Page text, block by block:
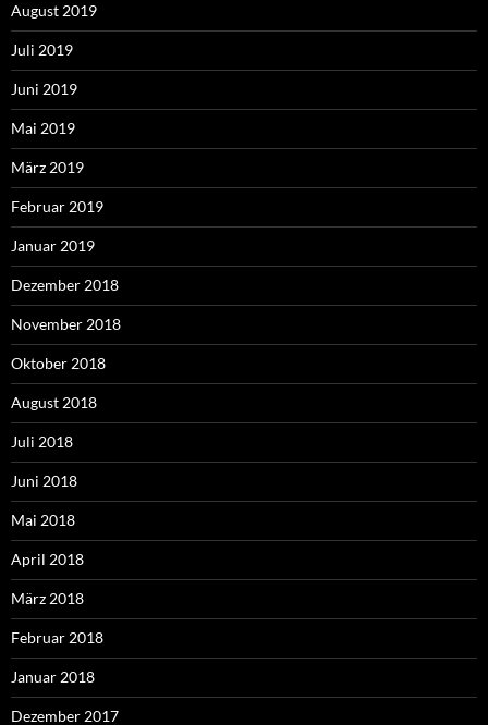
August 2019
Juli 2019
Juni 2019
Mai 2019
März 2019
Februar 2019
Januar 2019
Dezember 2018
November 2018
Oktober 2018
August 2018
Juli 2018
Juni 2018
Mai 2018
April 2018
März 2018
Februar 2018
Januar 2018
Dezember 2017